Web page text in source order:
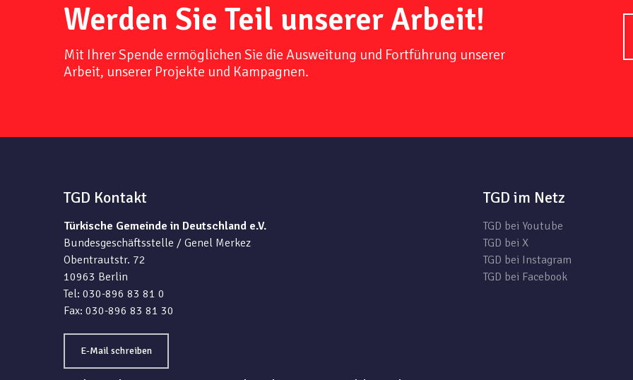
Werden Sie Teil unserer Arbeit!
Mit Ihrer Spende ermöglichen Sie die Ausweitung und Fortführung unserer
Arbeit, unserer Projekte und Kampagnen.
TGD Kontakt
Türkische Gemeinde in Deutschland e.V.
Bundesgeschäftsstelle / Genel Merkez
Obentrautstr. 72
10963 Berlin
Tel: 030-896 83 81 0
Fax: 030-896 83 81 30
E-Mail schreiben
TGD im Netz
TGD bei Youtube
TGD bei X
TGD bei Instagram
TGD bei Facebook